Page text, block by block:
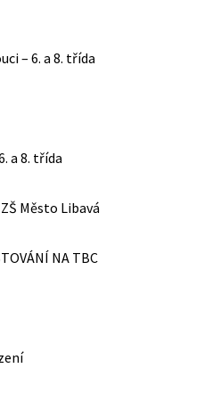
– 6. a 8. třída
a 8. třída
Město Libavá
NA TBC